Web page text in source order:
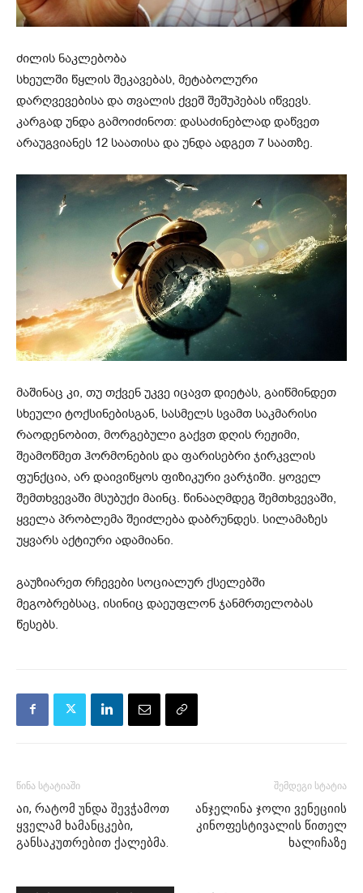
ძილის ნაკლებობა
სხეულში წყლის შეკავებას, მეტაბოლური
დარღვევებისა და თვალის ქვეშ შეშუპებას იწვევს.
კარგად უნდა გამოიძინოთ: დასაძინებლად დაწვეთ
არაუგვიანეს 12 საათისა და უნდა ადგეთ 7 საათზე.
მაშინაც კი, თუ თქვენ უკვე იცავთ დიეტას, გაიწმინდეთ
სხეული ტოქსინებისგან, სასმელს სვამთ საკმარისი
რაოდენობით, მორგებული გაქვთ დღის რეჟიმი,
შეამოწმეთ ჰორმონების და ფარისებრი ჯირკვლის
ფუნქცია, არ დაივიწყოს ფიზიკური ვარჯიში. ყოველ
შემთხვევაში მსუბუქი მაინც. წინააღმდეგ შემთხვევაში,
ყველა პრობლემა შეიძლება დაბრუნდეს. სილამაზეს
უყვარს აქტიური ადამიანი.
გაუზიარეთ რჩევები სოციალურ ქსელებში
მეგობრებსაც, ისინიც დაეუფლონ ჯანმრთელობას
წესებს.
წინა სტატიაში
აი, რატომ უნდა შევჭამოთ
ყველამ ხამანცკები,
განსაკუთრებით ქალებმა.
შემდეგი სტატია
ანჯელინა ჯოლი ვენეციის
კინოფესტივალის წითელ
ხალიჩაზე